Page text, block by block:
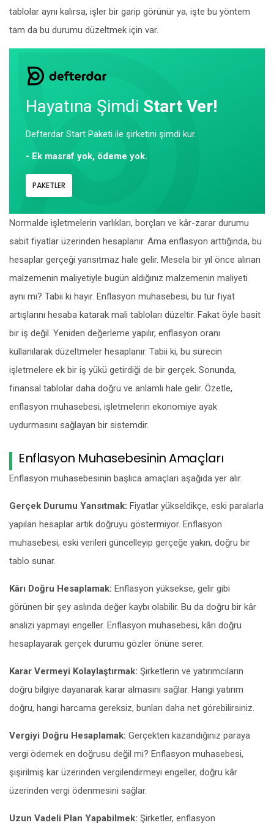
tablolar aynı kalırsa, işler bir garip görünür ya, işte bu yöntem
tam da bu durumu düzeltmek için var.
Hayatına Şimdi Start Ver!
Defterdar Start Paketi ile şirketini şimdi kur.
- Ek masraf yok, ödeme yok.
PAKETLER
Normalde işletmelerin varlıkları, borçları ve kâr-zarar durumu
sabit fiyatlar üzerinden hesaplanır. Ama enflasyon arttığında, bu
hesaplar gerçeği yansıtmaz hale gelir. Mesela bir yıl önce alınan
malzemenin maliyetiyle bugün aldığınız malzemenin maliyeti
aynı mı? Tabii ki hayır. Enflasyon muhasebesi, bu tür fiyat
artışlarını hesaba katarak mali tabloları düzeltir. Fakat öyle basit
bir iş değil. Yeniden değerleme yapılır, enflasyon oranı
kullanılarak düzeltmeler hesaplanır. Tabii ki, bu sürecin
işletmelere ek bir iş yükü getirdiği de bir gerçek. Sonunda,
finansal tablolar daha doğru ve anlamlı hale gelir. Özetle,
enflasyon muhasebesi, işletmelerin ekonomiye ayak
uydurmasını sağlayan bir sistemdir.
Enflasyon Muhasebesinin Amaçları
Enflasyon muhasebesinin başlıca amaçları aşağıda yer alır.
Gerçek Durumu Yansıtmak: Fiyatlar yükseldikçe, eski paralarla
yapılan hesaplar artık doğruyu göstermiyor. Enflasyon
muhasebesi, eski verileri güncelleyip gerçeğe yakın, doğru bir
tablo sunar.
Kârı Doğru Hesaplamak: Enflasyon yüksekse, gelir gibi
görünen bir şey aslında değer kaybı olabilir. Bu da doğru bir kâr
analizi yapmayı engeller. Enflasyon muhasebesi, kârı doğru
hesaplayarak gerçek durumu gözler önüne serer.
Karar Vermeyi Kolaylaştırmak: Şirketlerin ve yatırımcıların
doğru bilgiye dayanarak karar almasını sağlar. Hangi yatırım
doğru, hangi harcama gereksiz, bunları daha net görebilirsiniz.
Vergiyi Doğru Hesaplamak: Gerçekten kazandığınız paraya
vergi ödemek en doğrusu değil mi? Enflasyon muhasebesi,
şişirilmiş kar üzerinden vergilendirmeyi engeller, doğru kâr
üzerinden vergi ödenmesini sağlar.
Uzun Vadeli Plan Yapabilmek: Şirketler, enflasyon